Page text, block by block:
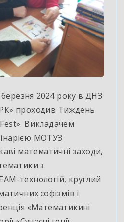
2024 року в ДНЗ
проходив Тиждень
Викладачем
МОТУЗ
математичні заходи,
з
технологій, круглий
софізмів і
«Математикині